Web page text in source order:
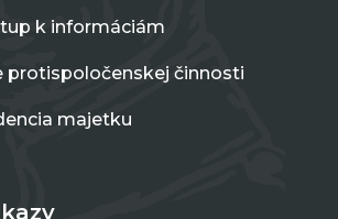
k informáciám
protispoločenskej činnosti
majetku